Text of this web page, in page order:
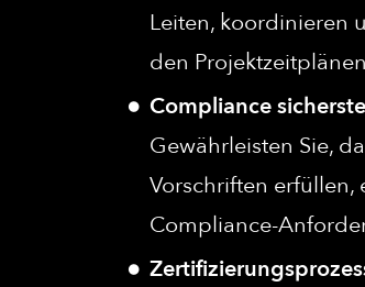
Leiten, koordinieren
den
Compliance
Gewährleisten Sie,
Vorschriften
Compliance-